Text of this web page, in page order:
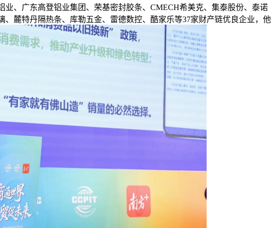
、广东高登铝业集团、荣基密封胶条、CMECH希美克、集泰股份、泰诺
麓特丹隔热条、库勒五金、雷德数控、酷家乐等37家财产链优良企业，他